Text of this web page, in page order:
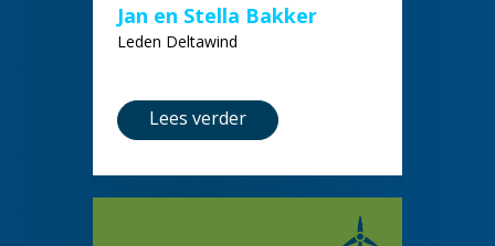
Jan en Stella Bakker
Leden Deltawind
Lees verder